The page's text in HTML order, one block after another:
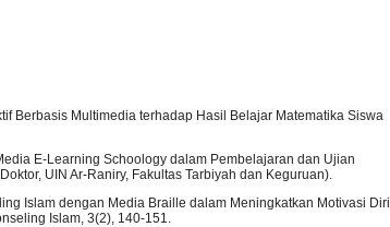
Berbasis Multimedia terhadap Hasil Belajar Matematika Siswa
E-Learning Schoology dalam Pembelajaran dan Ujian
UIN Ar-Raniry, Fakultas Tarbiyah dan Keguruan).
Islam dengan Media Braille dalam Meningkatkan Motivasi Diri
Islam, 3(2), 140-151.